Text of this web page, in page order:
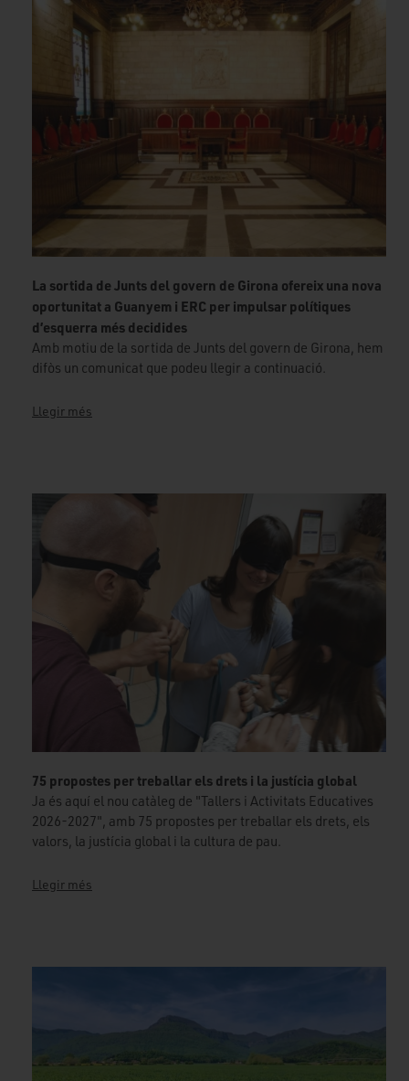
La sortida de Junts del govern de Girona ofereix una nova
oportunitat a Guanyem i ERC per impulsar polítiques
d’esquerra més decidides
Amb motiu de la sortida de Junts del govern de Girona, hem
difòs un comunicat que podeu llegir a continuació.
Llegir més
75 propostes per treballar els drets i la justícia global
Ja és aquí el nou catàleg de "Tallers i Activitats Educatives
2026-2027", amb 75 propostes per treballar els drets, els
valors, la justícia global i la cultura de pau.
Llegir més